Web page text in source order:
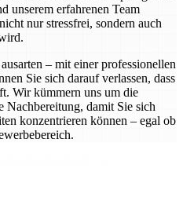
unserem erfahrenen Team
nur stressfrei, sondern auch
– mit einer professionellen
Sie sich darauf verlassen, dass
Wir kümmern uns um die
damit Sie sich
konzentrieren können – egal ob